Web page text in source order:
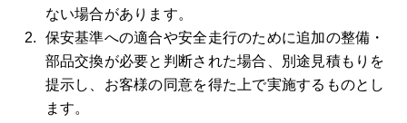
ない場合があります。
保安基準への適合や安全走行のために追加の整備・
部品交換が必要と判断された場合、別途見積もりを
提示し、お客様の同意を得た上で実施するものとし
ます。